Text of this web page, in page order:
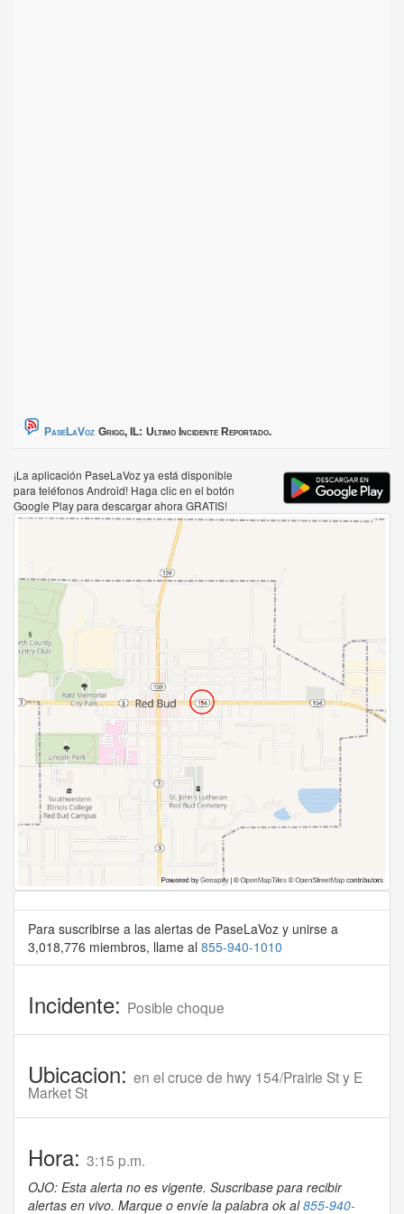
PaseLaVoz Grigg, IL: Ultimo Incidente Reportado.
¡La aplicación PaseLaVoz ya está disponible
para teléfonos Android! Haga clic en el botón
Google Play para descargar ahora GRATIS!
Para suscribirse a las alertas de PaseLaVoz y unirse a
3,018,776 miembros, llame al 855-940-1010
Incidente: Posible choque
Ubicacion: en el cruce de hwy 154/Prairie St y E
Market St
Hora: 3:15 p.m.
OJO: Esta alerta no es vigente. Suscribase para recibir
alertas en vivo. Marque o envíe la palabra ok al855-940-